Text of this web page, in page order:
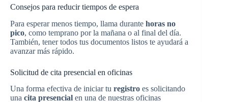
Consejos para reducir tiempos de espera
Para esperar menos tiempo, llama durante horas no
pico, como temprano por la mañana o al final del día.
También, tener todos tus documentos listos te ayudará a
avanzar más rápido.
Solicitud de cita presencial en oficinas
Una forma efectiva de iniciar tu registro es solicitando
una cita presencial en una de nuestras oficinas